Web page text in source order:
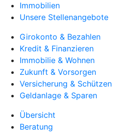
Immobilien
Unsere Stellenangebote
Girokonto & Bezahlen
Kredit & Finanzieren
Immobilie & Wohnen
Zukunft & Vorsorgen
Versicherung & Schützen
Geldanlage & Sparen
Übersicht
Beratung